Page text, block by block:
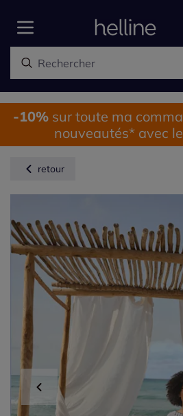
-10%sur toute ma
nouveautés* avec
retour